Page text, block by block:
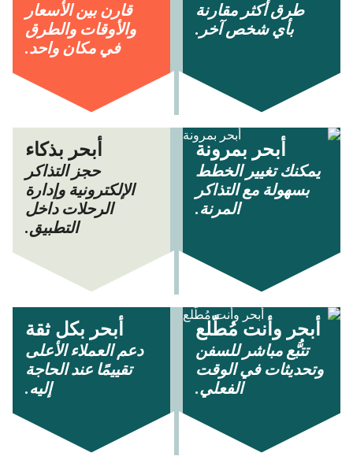
طرق أكثر مقارنة
بأي شخص آخر.
قارن بين الأسعار
والأوقات والطرق
في مكان واحد.
أبحر بمرونة
يمكنك تغيير الخطط
بسهولة مع التذاكر
المرنة.
أبحر بذكاء
حجز التذاكر
الإلكترونية وإدارة
الرحلات داخل
التطبيق.
أبحر وأنت مُطّلع
تتبُّع مباشر للسفن
وتحديثات في الوقت
الفعلي.
أبحر بكل ثقة
دعم العملاء الأعلى
تقييمًا عند الحاجة
إليه.